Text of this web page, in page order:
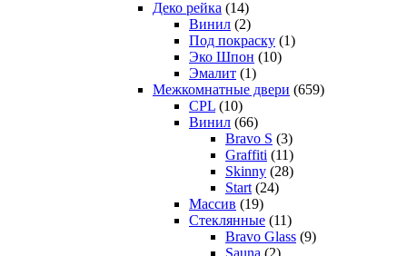
Деко рейка (14)
Винил (2)
Под покраску (1)
Эко Шпон (10)
Эмалит (1)
Межкомнатные двери (659)
CPL (10)
Винил (66)
Bravo S (3)
Graffiti (11)
Skinny (28)
Start (24)
Массив (19)
Стеклянные (11)
Bravo Glass (9)
Sauna (2)